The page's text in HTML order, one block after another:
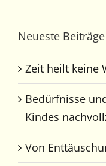
Neueste Beiträge
Zeit heilt keine
Bedürfnisse
Kindes
Von